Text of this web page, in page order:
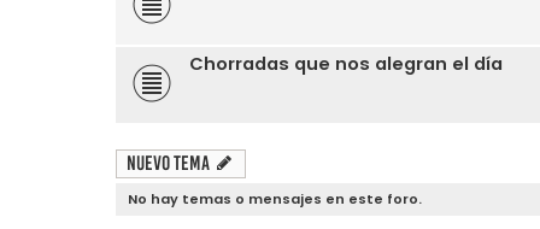
Chorradas que nos alegran el día
Nuevo Tema
No hay temas o mensajes en este foro.